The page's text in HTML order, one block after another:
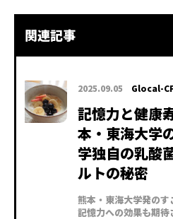
関連記事
2025.09.05 Glocal-
記憶力と健康
本・東海大学
学独自の乳酸
ルトの秘密
熊本・東海大学発のす
記憶力への効果も期